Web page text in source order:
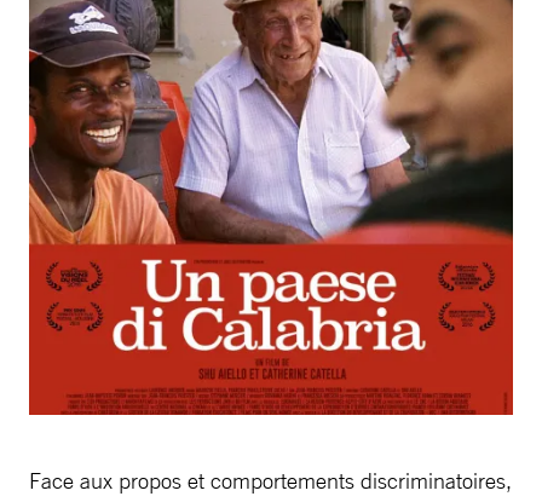
Face aux propos et comportements discriminatoires,